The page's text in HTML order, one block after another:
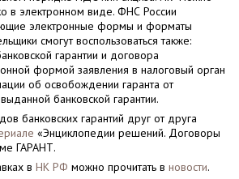
в электронном виде. ФНС России
электронные формы и форматы
смогут воспользоваться также:
гарантии и договора
формой заявления в налоговый орган
об освобождении гаранта от
банковской гарантии.
банковских гарантий друг от друга
«Энциклопедии решений. Договоры
ГАРАНТ.
в НК РФ можно прочитать в новости.